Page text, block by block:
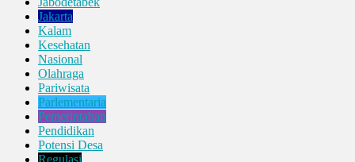
Jakarta
Kalam
Kesehatan
Nasional
Olahraga
Pariwisata
Parlementaria
Pemerintahan
Pendidikan
Potensi Desa
Regulasi